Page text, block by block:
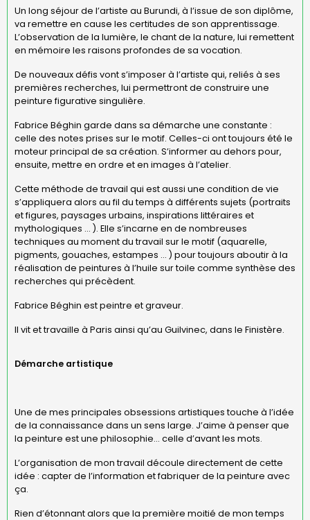
Un long séjour de l’artiste au Burundi, à l’issue de son diplôme,
va remettre en cause les certitudes de son apprentissage.
L’observation de la lumière, le chant de la nature, lui remettent
en mémoire les raisons profondes de sa vocation.
De nouveaux défis vont s’imposer à l’artiste qui, reliés à ses
premières recherches, lui permettront de construire une
peinture figurative singulière.
Fabrice Béghin garde dans sa démarche une constante :
celle des notes prises sur le motif. Celles-ci ont toujours été le
moteur principal de sa création. S’informer au dehors pour,
ensuite, mettre en ordre et en images à l’atelier.
Cette méthode de travail qui est aussi une condition de vie
s’appliquera alors au fil du temps à différents sujets (portraits
et figures, paysages urbains, inspirations littéraires et
mythologiques … ). Elle s’incarne en de nombreuses
techniques au moment du travail sur le motif (aquarelle,
pigments, gouaches, estampes … ) pour toujours aboutir à la
réalisation de peintures à l’huile sur toile comme synthèse des
recherches qui précèdent.
Fabrice Béghin est peintre et graveur.
Il vit et travaille à Paris ainsi qu’au Guilvinec, dans le Finistère.
Démarche artistique
Une de mes principales obsessions artistiques touche à l’idée
de la connaissance dans un sens large. J’aime à penser que
la peinture est une philosophie… celle d’avant les mots.
L’organisation de mon travail découle directement de cette
idée : capter de l’information et fabriquer de la peinture avec
ça.
Rien d’étonnant alors que la première moitié de mon temps